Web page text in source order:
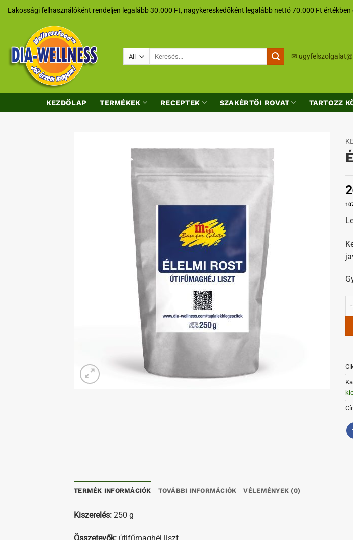
SkipLakossági felhasználóként rendeljen legalább 30.000 Ft, nagykereskedőként legalább nettó 70.000 Ft értékben
✉
KEZDŐLAP TERMÉKEK RECEPTEK SZAKÉRTŐI ROVAT TARTOZZ
TERMÉK INFORMÁCIÓK TOVÁBBI INFORMÁCIÓK VÉLEMÉNYEK (0)
Kiszerelés: 250 g